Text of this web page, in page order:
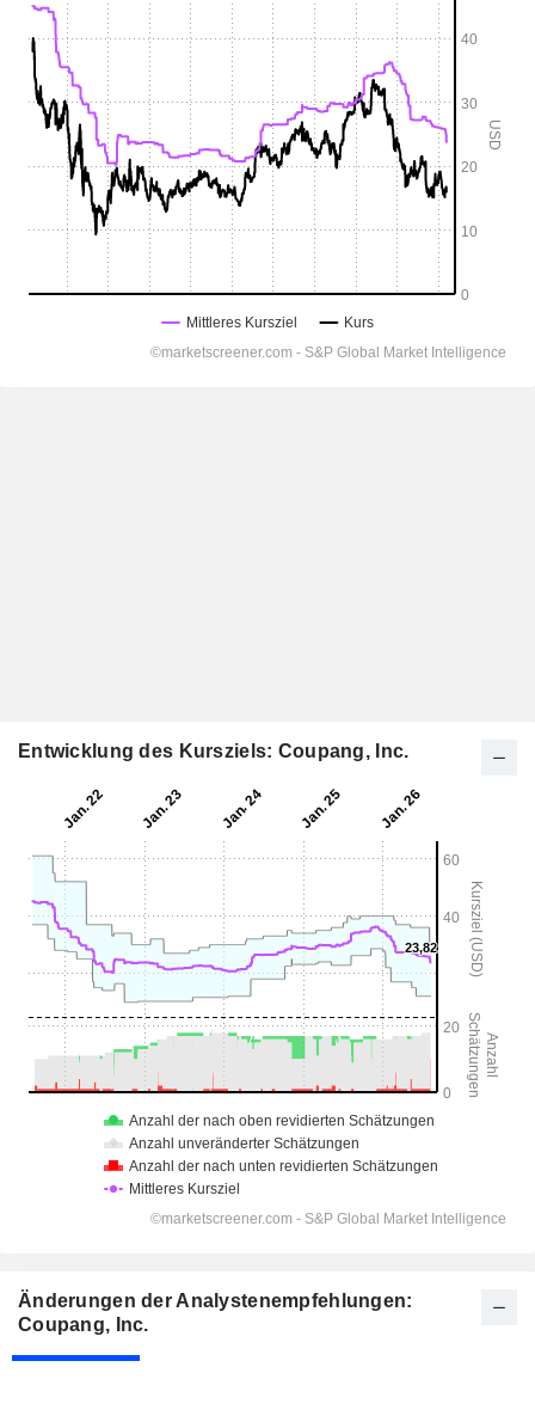
Entwicklung des Kursziels: Coupang, Inc.
Änderungen der Analystenempfehlungen:
Coupang, Inc.